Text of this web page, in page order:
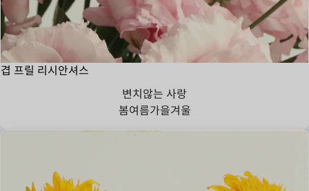
겹 프릴 리시안셔스
변치않는 사랑
봄여름가을겨울